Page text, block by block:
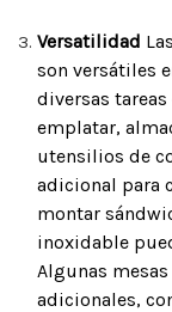
Versatilidad
son versátiles
diversas
emplatar,
utensilios de
adicional para
montar
inoxidable
Algunas
adicionales,